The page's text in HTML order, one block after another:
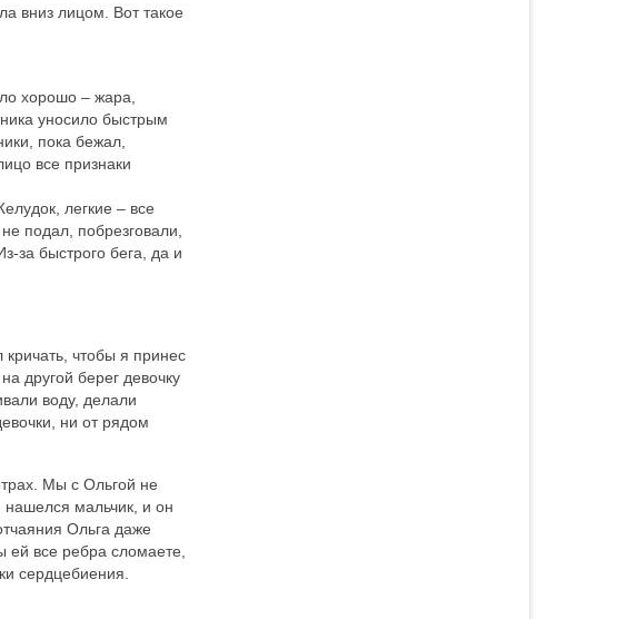
вниз лицом. Вот такое
хорошо – жара,
уносило быстрым
пока бежал,
все признаки
легкие – все
подал, побрезговали,
за быстрого бега, да и
чтобы я принес
другой берег девочку
воду, делали
ни от рядом
Мы с Ольгой не
нашелся мальчик, и он
Ольга даже
ей все ребра сломаете,
сердцебиения.